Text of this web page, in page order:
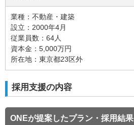
業種：不動産・建築
設立：2000年4月
従業員数：64人
資本金：5,000万円
所在地：東京都23区外
採用支援の内容
ONEが提案したプラン・採用結果